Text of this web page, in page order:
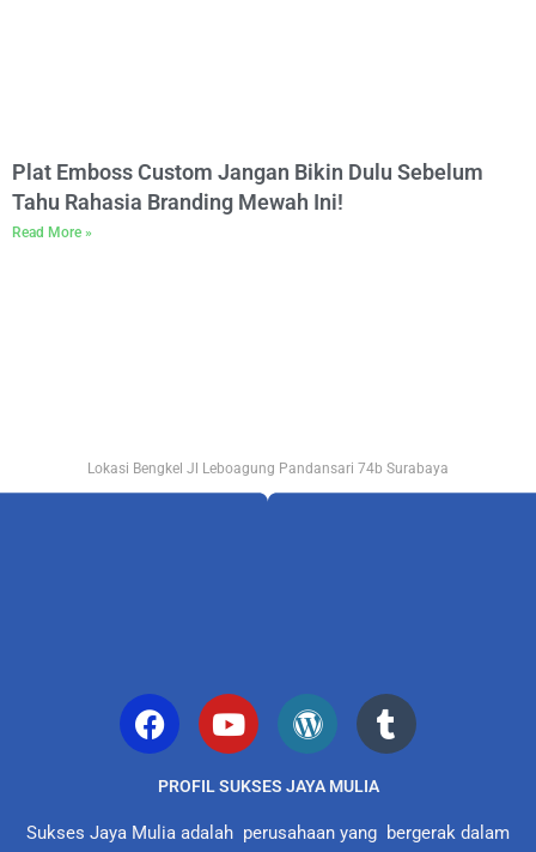
Plat Emboss Custom Jangan Bikin Dulu Sebelum
Tahu Rahasia Branding Mewah Ini!
Read More »
Lokasi Bengkel Jl Leboagung Pandansari 74b Surabaya
PROFIL SUKSES JAYA MULIA
Sukses Jaya Mulia adalah perusahaan yang bergerak dalam